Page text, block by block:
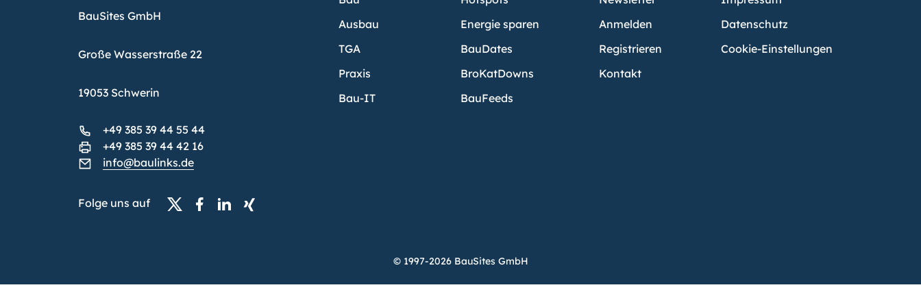
BauSites GmbH
Große Wasserstraße 22
19053 Schwerin
+49 385 39 44 55 44
+49 385 39 44 42 16
info@baulinks.de
Folge uns auf
Ausbau
TGA
Praxis
Bau-IT
Energie sparen
BauDates
BroKatDowns
BauFeeds
Anmelden
Registrieren
Kontakt
Datenschutz
Cookie-Einstellungen
© 1997-2026 BauSites GmbH